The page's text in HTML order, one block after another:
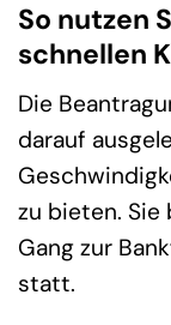
So nutzen
schnellen
Die
darauf
zu bieten. Sie
Gang zur
statt.